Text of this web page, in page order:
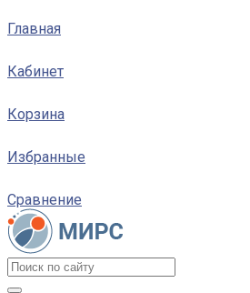
Главная
Кабинет
Корзина
Избранные
Сравнение